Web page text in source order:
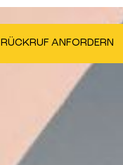
RÜCKRUF ANFORDERN